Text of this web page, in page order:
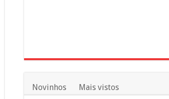
Novinhos Mais vistos